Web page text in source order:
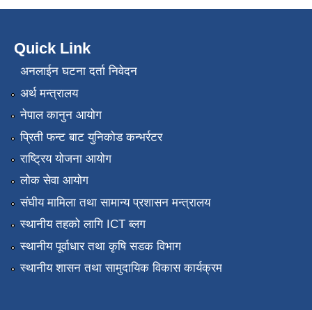
Quick Link
अनलाईन घटना दर्ता निवेदन
अर्थ मन्त्रालय
नेपाल कानुन आयोग
प्रिती फन्ट बाट युनिकोड कन्भर्रटर
राष्ट्रिय योजना आयोग
लोक सेवा आयोग
संघीय मामिला तथा सामान्य प्रशासन मन्त्रालय
स्थानीय तहको लागि ICT ब्लग
स्थानीय पूर्वाधार तथा कृषि सडक विभाग
स्थानीय शासन तथा सामुदायिक विकास कार्यक्रम